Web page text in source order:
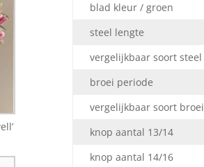
blad kleur / groen
steel lengte
vergelijkbaar soort
broei periode
vergelijkbaar soort
knop aantal 13/14
knop aantal 14/16